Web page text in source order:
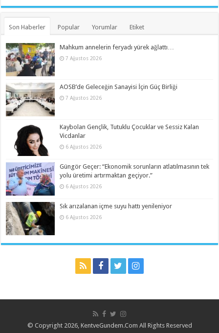
Son Haberler Popular Yorumlar Etiket
Mahkum annelerin feryadı yürek ağlattı…
7 Ağustos 2026
AOSB’de Geleceğin Sanayisi İçin Güç Birliği
7 Ağustos 2026
Kaybolan Gençlik, Tutuklu Çocuklar ve Sessiz Kalan
Vicdanlar
6 Ağustos 2026
Güngör Geçer: “Ekonomik sorunların atlatılmasının tek
yolu üretimi artırmaktan geçiyor.”
6 Ağustos 2026
Sık arızalanan içme suyu hattı yenileniyor
6 Ağustos 2026
© Copyright 2026, KentveGundem.Com All Rights Reserved